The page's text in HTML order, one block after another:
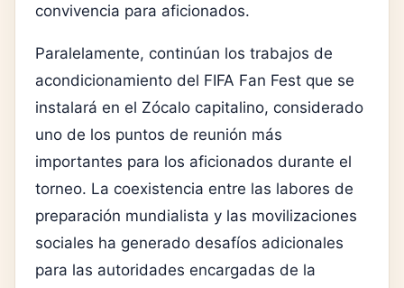
convivencia para aficionados.
Paralelamente, continúan los trabajos de
acondicionamiento del FIFA Fan Fest que se
instalará en el Zócalo capitalino, considerado
uno de los puntos de reunión más
importantes para los aficionados durante el
torneo. La coexistencia entre las labores de
preparación mundialista y las movilizaciones
sociales ha generado desafíos adicionales
para las autoridades encargadas de la